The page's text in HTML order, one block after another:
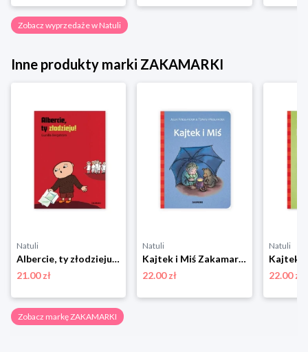
Zobacz wyprzedaże w Natuli
Inne produkty marki ZAKAMARKI
Natuli
Albercie, ty złodzieju! Zakamarki
21.00 zł
Natuli
Kajtek i Miś Zakamarki
22.00 zł
Natuli
22.00 zł
Zobacz markę ZAKAMARKI